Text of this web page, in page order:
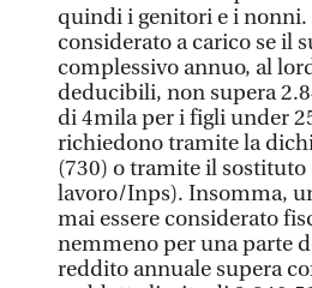
quindi i genitori e i nonni.
considerato a carico se il
complessivo annuo, al
deducibili, non supera
di 4mila per i figli under
richiedono tramite la
(730) o tramite il
lavoro/Inps). Insomma,
mai essere considerato
nemmeno per una parte
reddito annuale supera